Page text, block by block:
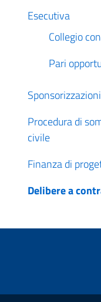
Esecutiva
Collegio
Pari
Sponsorizzazioni
Procedura di
civile
Finanza di
Delibere a